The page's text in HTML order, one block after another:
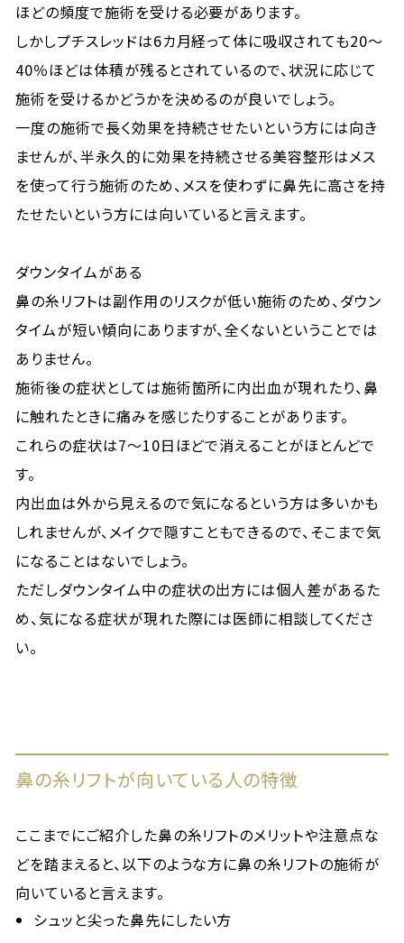
ほどの頻度で施術を受ける必要があります。
しかしプチスレッドは6カ月経って体に吸収されても20～
40％ほどは体積が残るとされているので、状況に応じて
施術を受けるかどうかを決めるのが良いでしょう。
一度の施術で長く効果を持続させたいという方には向き
ませんが、半永久的に効果を持続させる美容整形はメス
を使って行う施術のため、メスを使わずに鼻先に高さを持
たせたいという方には向いていると言えます。
ダウンタイムがある
鼻の糸リフトは副作用のリスクが低い施術のため、ダウン
タイムが短い傾向にありますが、全くないということでは
ありません。
施術後の症状としては施術箇所に内出血が現れたり、鼻
に触れたときに痛みを感じたりすることがあります。
これらの症状は7～10日ほどで消えることがほとんどで
す。
内出血は外から見えるので気になるという方は多いかも
しれませんが、メイクで隠すこともできるので、そこまで気
になることはないでしょう。
ただしダウンタイム中の症状の出方には個人差があるた
め、気になる症状が現れた際には医師に相談してくださ
い。
鼻の糸リフトが向いている人の特徴
ここまでにご紹介した鼻の糸リフトのメリットや注意点な
どを踏まえると、以下のような方に鼻の糸リフトの施術が
向いていると言えます。
シュッと尖った鼻先にしたい方